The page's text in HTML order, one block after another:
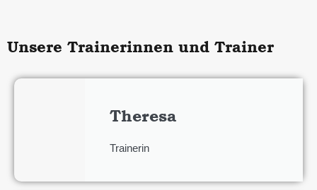
Unsere Trainerinnen und Trainer
Theresa
Trainerin